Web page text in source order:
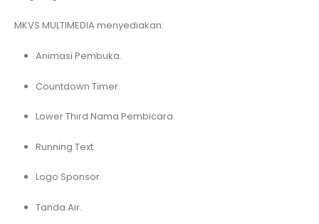
MKVS MULTIMEDIA menyediakan:
Animasi Pembuka.
Countdown Timer.
Lower Third Nama Pembicara.
Running Text.
Logo Sponsor.
Tanda Air.